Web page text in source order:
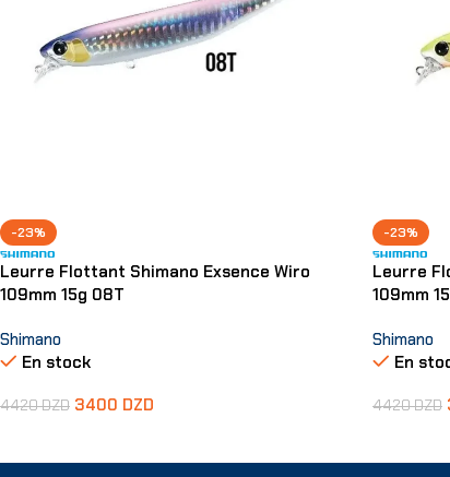
-23%
Leurre Flottant Shimano Exsence Wiro
109mm 15g 08T
Shimano
En stock
4420DZD 3400 DZD
-23%
Leurre
109mm
Shimano
En
4420DZD